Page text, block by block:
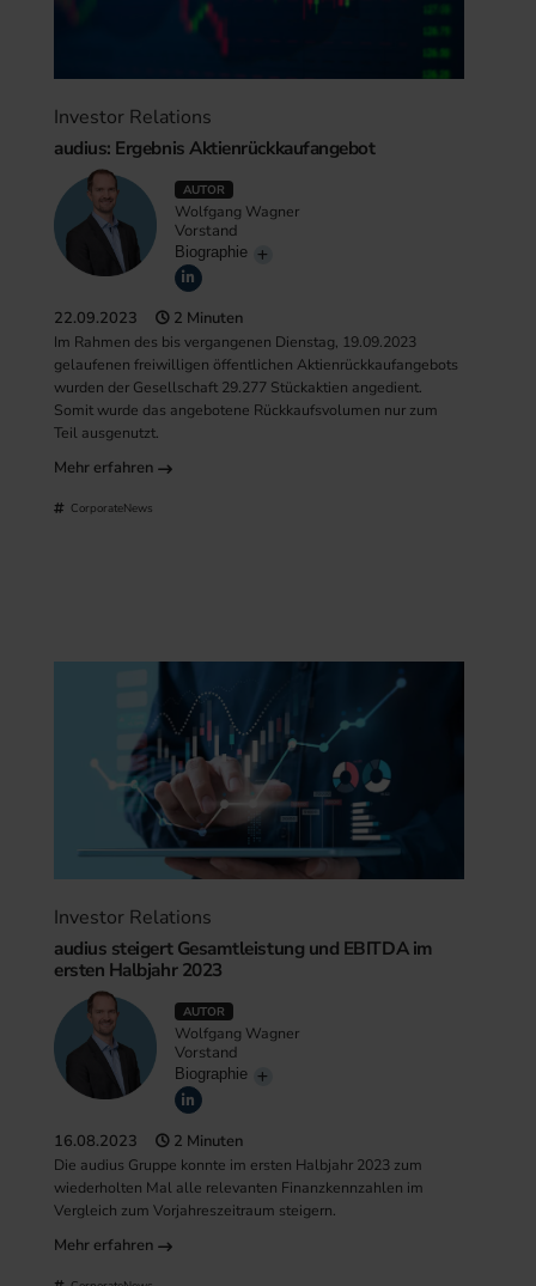
Investor Relations
audius: Ergebnis Aktienrückkaufangebot
AUTOR
Wolfgang Wagner
Vorstand
Biographie
22.09.2023 2 Minuten
Im Rahmen des bis vergangenen Dienstag, 19.09.2023
gelaufenen freiwilligen öffentlichen Aktienrückkaufangebots
wurden der Gesellschaft 29.277 Stückaktien angedient.
Somit wurde das angebotene Rückkaufsvolumen nur zum
Teil ausgenutzt.
Mehr erfahren
CorporateNews
Investor Relations
audius steigert Gesamtleistung und EBITDA im
ersten Halbjahr 2023
AUTOR
Wolfgang Wagner
Vorstand
Biographie
16.08.2023 2 Minuten
Die audius Gruppe konnte im ersten Halbjahr 2023 zum
wiederholten Mal alle relevanten Finanzkennzahlen im
Vergleich zum Vorjahreszeitraum steigern.
Mehr erfahren